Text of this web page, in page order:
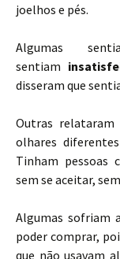
joelhos e pés.
Algumas
sentiam
disseram que
Outras relataram
olhares
Tinham pessoas
sem se aceitar,
Algumas sofriam
poder comprar,
que não usavam